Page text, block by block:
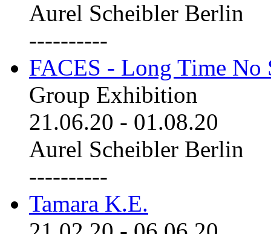
Aurel Scheibler Berlin
----------
FACES - Long Time No
Group Exhibition
21.06.20 - 01.08.20
Aurel Scheibler Berlin
----------
Tamara K.E.